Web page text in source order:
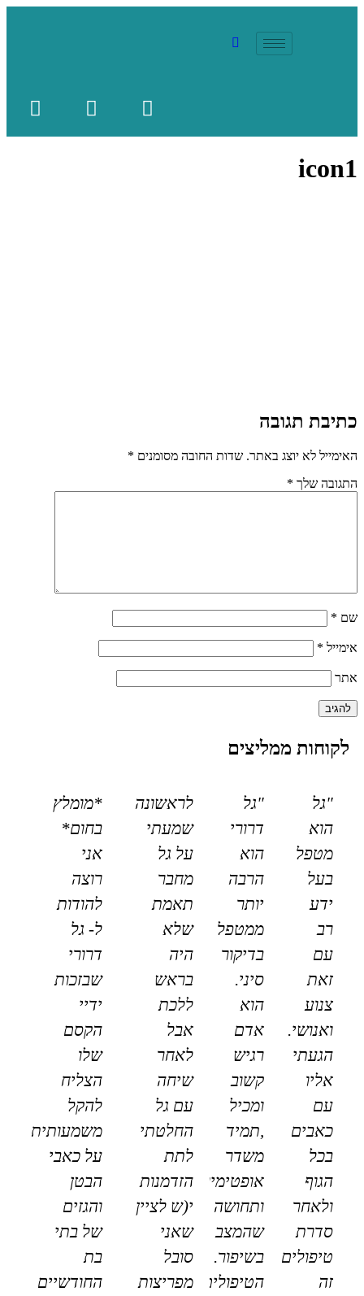
icon1
כתיבת תגובה
האימייל לא יוצג באתר. שדות החובה מסומנים *
התגובה שלך *
שם *
אימייל *
אתר
לקוחות ממליצים
"גל
הוא
מטפל
בעל
ידע
רב
עם
זאת
צנוע
ואנושי.
הגעתי
אליו
עם
כאבים
בכל
הגוף
ולאחר
סדרת
טיפולים
זה
"גל
דרורי
הוא
הרבה
יותר
ממטפל
בדיקור
סיני.
הוא
אדם
רגיש
קשוב
ומכיל
,תמיד
משדר
אופטימיות
ותחושה
שהמצב
בשיפור.
הטיפולים
לראשונה
שמעתי
על גל
מחבר
תאמת
שלא
היה
בראש
ללכת
אבל
לאחר
שיחה
עם גל
החלטתי
לתת
הזדמנות
י(ש לציין
שאני
סובל
מפריצות
*מומלץ
בחום*
אני
רוצה
להודות
ל- גל
דרורי
שבזכות
ידיי
הקסם
שלו
הצליח
להקל
משמעותית
על כאבי
הבטן
והגזים
של בתי
בת
החודשיים